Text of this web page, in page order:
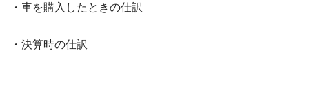
・車を購入したときの仕訳
・決算時の仕訳